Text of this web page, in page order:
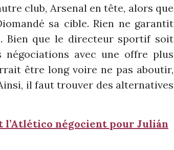
club, Arsenal en tête, alors que
sa cible. Rien ne garantit
Bien que le directeur sportif soit
avec une offre plus
être long voire ne pas aboutir,
il faut trouver des alternatives
l’Atlético négocient pour Julián